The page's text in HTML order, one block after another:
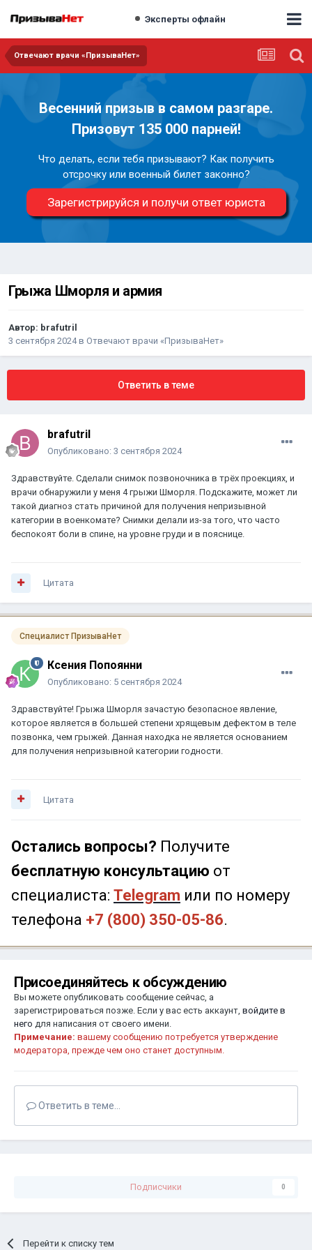
Эксперты офлайн
Отвечают врачи «ПризываНет»
Весенний призыв в самом разгаре.
Призовут 135 000 парней!
Что делать, если тебя призывают? Как получить
отсрочку или военный билет законно?
Зарегистрируйся и получи ответ юриста
Грыжа Шморля и армия
Автор: brafutril
3 сентября 2024в Отвечают врачи «ПризываНет»
Ответить в теме
brafutril
Опубликовано: 3 сентября 2024
Здравствуйте. Сделали снимок позвоночника в трёх проекциях, и
врачи обнаружили у меня 4 грыжи Шморля. Подскажите, может ли
такой диагноз стать причиной для получения непризывной
категории в военкомате? Снимки делали из-за того, что часто
беспокоят боли в спине, на уровне груди и в пояснице.
Цитата
Специалист ПризываНет
Ксения Попоянни
Опубликовано: 5 сентября 2024
Здравствуйте! Грыжа Шморля зачастую безопасное явление,
которое является в большей степени хрящевым дефектом в теле
позвонка, чем грыжей. Данная находка не является основанием
для получения непризывной категории годности.
Цитата
Остались вопросы? Получите
бесплатную консультацию от
специалиста: Telegram или по номеру
телефона +7 (800) 350-05-86.
Присоединяйтесь к обсуждению
Вы можете опубликовать сообщение сейчас, а
зарегистрироваться позже. Если у вас есть аккаунт, войдите в
него для написания от своего имени.
Примечание: вашему сообщению потребуется утверждение
модератора, прежде чем оно станет доступным.
Ответить в теме...
Подписчики 0
Перейти к списку тем